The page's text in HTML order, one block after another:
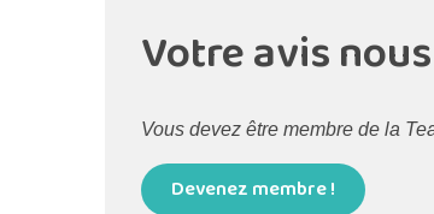
Votre avis
Vous devez être membre de la
Devenez membre !